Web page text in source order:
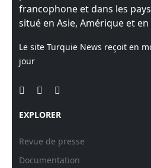
francophone et dans les
situé en Asie, Amérique et en
Le site Turquie News reçoit en
jour
EXPLORER
Revue de presse
Documentation